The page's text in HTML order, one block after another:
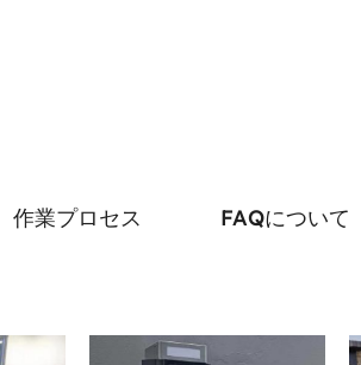
作業プロセス FAQについて